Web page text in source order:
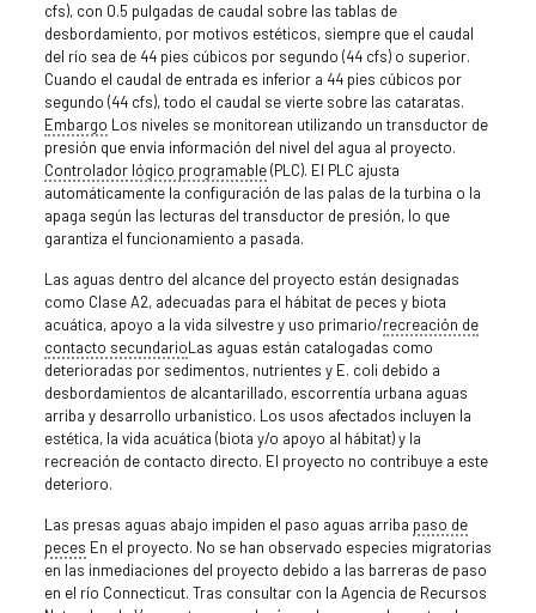
cfs), con 0.5 pulgadas de caudal sobre las tablas de
desbordamiento, por motivos estéticos, siempre que el caudal
del río sea de 44 pies cúbicos por segundo (44 cfs) o superior.
Cuando el caudal de entrada es inferior a 44 pies cúbicos por
segundo (44 cfs), todo el caudal se vierte sobre las cataratas.
Embargo Los niveles se monitorean utilizando un transductor de
presión que envía información del nivel del agua al proyecto.
Controlador lógico programable(PLC). El PLC ajusta
automáticamente la configuración de las palas de la turbina o la
apaga según las lecturas del transductor de presión, lo que
garantiza el funcionamiento a pasada.
Las aguas dentro del alcance del proyecto están designadas
como Clase A2, adecuadas para el hábitat de peces y biota
acuática, apoyo a la vida silvestre y uso primario/recreación de
contacto secundarioLas aguas están catalogadas como
deterioradas por sedimentos, nutrientes y E. coli debido a
desbordamientos de alcantarillado, escorrentía urbana aguas
arriba y desarrollo urbanístico. Los usos afectados incluyen la
estética, la vida acuática (biota y/o apoyo al hábitat) y la
recreación de contacto directo. El proyecto no contribuye a este
deterioro.
Las presas aguas abajo impiden el paso aguas arriba paso de
peces En el proyecto. No se han observado especies migratorias
en las inmediaciones del proyecto debido a las barreras de paso
en el río Connecticut. Tras consultar con la Agencia de Recursos